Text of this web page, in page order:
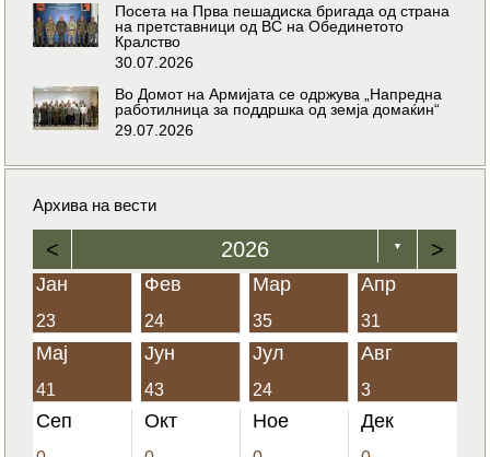
Посета на Прва пешадиска бригада од страна
на претставници од ВС на Обединетото
Кралство
30.07.2026
Во Домот на Армијата се одржува „Напредна
работилница за поддршка од земја домаќин“
29.07.2026
Архива на вести
< 2026 ▼ >
Јан
23
Фев
24
Мар
35
Апр
31
Мај
41
Јун
43
Јул
24
Авг
3
Сеп Окт Ное Дек